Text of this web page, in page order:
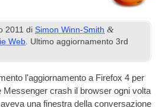
2011 diSimon Winn-Smith &
Web . Ultimo aggiornamento3rd
l'aggiornamento a Firefox 4 per
Messenger crash il browser ogni volta
una finestra della conversazione